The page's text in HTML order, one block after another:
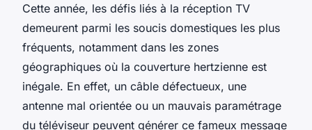
Cette année, les défis liés à la réception TV
demeurent parmi les soucis domestiques les plus
fréquents, notamment dans les zones
géographiques où la couverture hertzienne est
inégale. En effet, un câble défectueux, une
antenne mal orientée ou un mauvais paramétrage
du téléviseur peuvent générer ce fameux message